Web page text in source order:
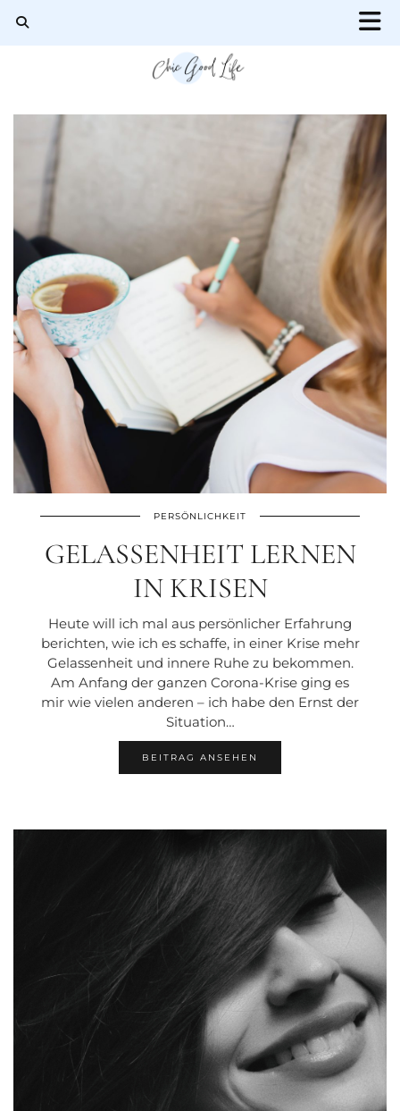
PERSÖNLICHKEIT
GELASSENHEIT LERNEN
IN KRISEN
Heute will ich mal aus persönlicher Erfahrung
berichten, wie ich es schaffe, in einer Krise mehr
Gelassenheit und innere Ruhe zu bekommen.
Am Anfang der ganzen Corona-Krise ging es
mir wie vielen anderen – ich habe den Ernst der
Situation…
BEITRAG ANSEHEN